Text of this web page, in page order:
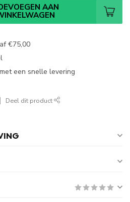
AAN
€75,00
een snelle levering
Deel dit product